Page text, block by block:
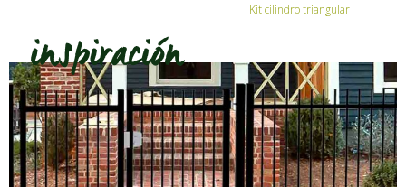
Kit cilindro triangular